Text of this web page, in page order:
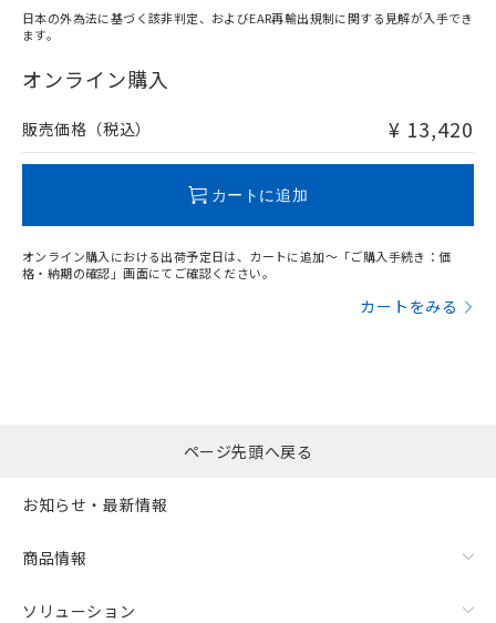
在庫等で未対応品が混在する可能性があります。
問い合わせください。
日本の外為法に基づく該非判定、およびEAR再輸出規制に関する見解が入手でき
ます。
オンライン購入
販売価格（税込） ¥ 13,420
カートに追加
オンライン購入における出荷予定日は、カートに追加～「ご購入手続き：価
格・納期の確認」画面にてご確認ください。
カートをみる
ページ先頭へ戻る
お知らせ・最新情報
商品情報
ソリューション